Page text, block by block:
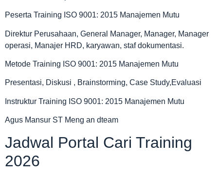
Peserta Training ISO 9001: 2015 Manajemen Mutu
Direktur Perusahaan, General Manager, Manager, Manager
operasi, Manajer HRD, karyawan, staf dokumentasi.
Metode Training ISO 9001: 2015 Manajemen Mutu
Presentasi, Diskusi , Brainstorming, Case Study,Evaluasi
Instruktur Training ISO 9001: 2015 Manajemen Mutu
Agus Mansur ST Meng an dteam
Jadwal Portal Cari Training
2026